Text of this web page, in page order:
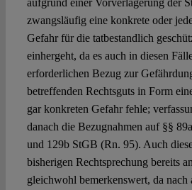
aufgrund einer Vorverlagerung der
zwangsläufig eine konkrete oder
Gefahr für die tatbestandlich
einhergeht, da es auch in diesen
erforderlichen Bezug zur
betreffenden Rechtsguts in Form
gar konkreten Gefahr fehle;
danach die Bezugnahmen auf §§
und 129b StGB (Rn. 95). Auch
bisherigen Rechtsprechung bereits
gleichwohl bemerkenswert, da nach